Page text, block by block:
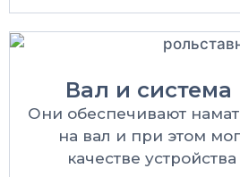
Вал и система
Они обеспечивают
на вал и при этом
качестве